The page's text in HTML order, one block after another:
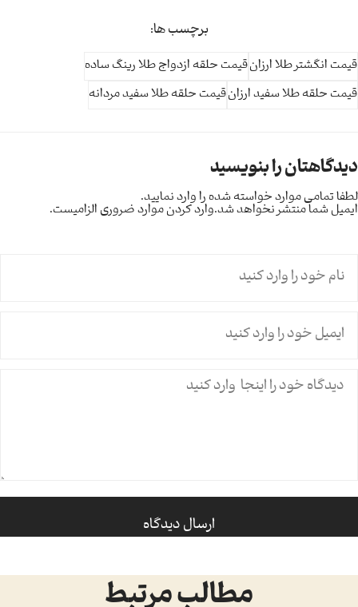
برچسب ها:
قیمت انگشتر طلا ارزانقیمت حلقه ازدواج طلا رینگ ساده
قیمت حلقه طلا سفید ارزانقیمت حلقه طلا سفید مردانه
دیدگاهتان را بنویسید
لطفا تمامی موارد خواسته شده را وارد نمایید.
ایمیل شما منتشر نخواهد شد.وارد کردن موارد ضروری الزامیست.